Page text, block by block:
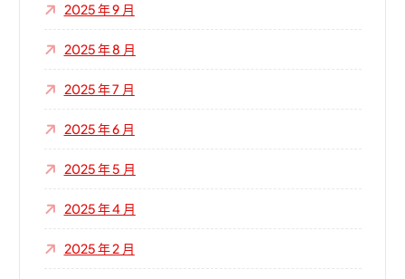
2025 年 9 月
2025 年 8 月
2025 年 7 月
2025 年 6 月
2025 年 5 月
2025 年 4 月
2025 年 2 月